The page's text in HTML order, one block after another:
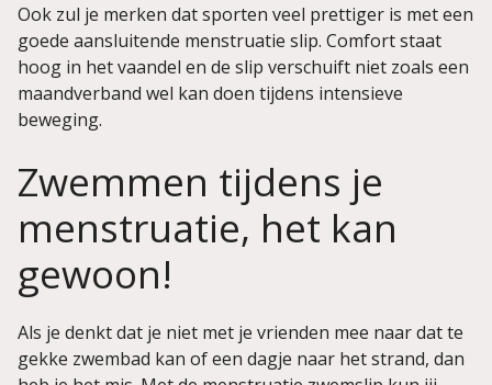
Ook zul je merken dat sporten veel prettiger is met een
goede aansluitende menstruatie slip. Comfort staat
hoog in het vaandel en de slip verschuift niet zoals een
maandverband wel kan doen tijdens intensieve
beweging.
Zwemmen tijdens je
menstruatie, het kan
gewoon!
Als je denkt dat je niet met je vrienden mee naar dat te
gekke zwembad kan of een dagje naar het strand, dan